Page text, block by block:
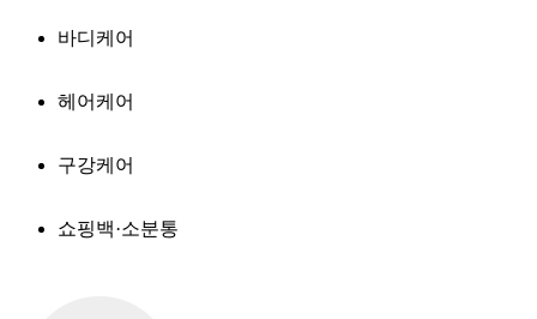
바디케어
헤어케어
구강케어
쇼핑백·소분통